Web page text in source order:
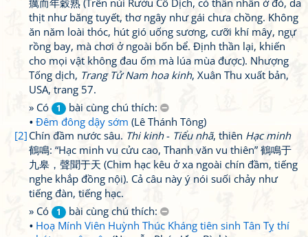
癘而年穀熟 (Trên núi Rưởu Cô Dịch, có thần nhân ở đó, da
thịt như băng tuyết, thơ ngây như gái chưa chồng. Không
ăn năm loài thóc, hút gió uống sương, cưỡi khí mây, ngự
rồng bay, mà chơi ở ngoài bốn bể. Định thần lại, khiến
cho mọi vật không đau ốm mà lúa mùa được). Nhượng
Tống dịch, Trang Tử Nam hoa kinh, Xuân Thu xuất bản,
USA, trang 57.
» Có
1
bài cùng chú thích:
Đêm đông dậy sớm (Lê Thánh Tông)
[2] Chín đầm nước sâu. Thi kinh- Tiểu nhã, thiên Hạc minh
鶴鳴: “Hạc minh vu cửu cao, Thanh văn vu thiên” 鶴鳴于
九皋，聲聞于天 (Chim hạc kêu ở xa ngoài chín đầm, tiếng
nghe khắp đồng nội). Cả câu này ý nói suối chảy như
tiếng đàn, tiếng hạc.
» Có
1
bài cùng chú thích:
Hoạ Mính Viên Huỳnh Thúc Kháng tiên sinh Tân Tỵ thí